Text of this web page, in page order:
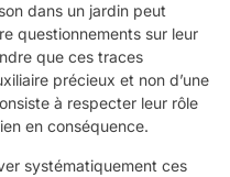
dans un jardin peut
questionnements sur leur
que ces traces
précieux et non d’une
à respecter leur rôle
en conséquence.
systématiquement ces